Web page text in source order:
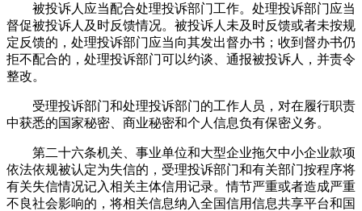
被投诉人应当配合处理投诉部门工作。处理投诉部门应当
督促被投诉人及时反馈情况。被投诉人未及时反馈或者未按规
定反馈的，处理投诉部门应当向其发出督办书；收到督办书仍
拒不配合的，处理投诉部门可以约谈、通报被投诉人，并责令
整改。
受理投诉部门和处理投诉部门的工作人员，对在履行职责
中获悉的国家秘密、商业秘密和个人信息负有保密义务。
第二十六条机关、事业单位和大型企业拖欠中小企业款项
依法依规被认定为失信的，受理投诉部门和有关部门按程序将
有关失信情况记入相关主体信用记录。情节严重或者造成严重
不良社会影响的，将相关信息纳入全国信用信息共享平台和国